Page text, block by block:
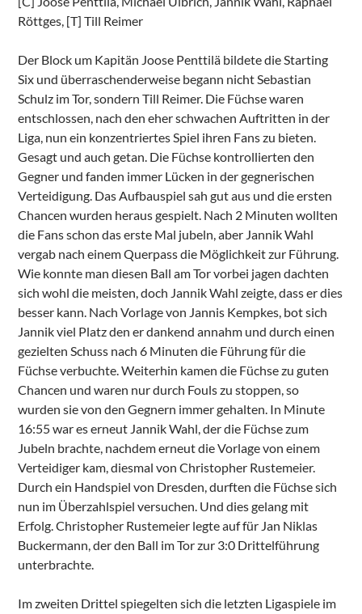
Röttges, [T] Till Reimer
Der Block um Kapitän Joose Penttilä bildete die Starting
Six und überraschenderweise begann nicht Sebastian
Schulz im Tor, sondern Till Reimer. Die Füchse waren
entschlossen, nach den eher schwachen Auftritten in der
Liga, nun ein konzentriertes Spiel ihren Fans zu bieten.
Gesagt und auch getan. Die Füchse kontrollierten den
Gegner und fanden immer Lücken in der gegnerischen
Verteidigung. Das Aufbauspiel sah gut aus und die ersten
Chancen wurden heraus gespielt. Nach 2 Minuten wollten
die Fans schon das erste Mal jubeln, aber Jannik Wahl
vergab nach einem Querpass die Möglichkeit zur Führung.
Wie konnte man diesen Ball am Tor vorbei jagen dachten
sich wohl die meisten, doch Jannik Wahl zeigte, dass er dies
besser kann. Nach Vorlage von Jannis Kempkes, bot sich
Jannik viel Platz den er dankend annahm und durch einen
gezielten Schuss nach 6 Minuten die Führung für die
Füchse verbuchte. Weiterhin kamen die Füchse zu guten
Chancen und waren nur durch Fouls zu stoppen, so
wurden sie von den Gegnern immer gehalten. In Minute
16:55 war es erneut Jannik Wahl, der die Füchse zum
Jubeln brachte, nachdem erneut die Vorlage von einem
Verteidiger kam, diesmal von Christopher Rustemeier.
Durch ein Handspiel von Dresden, durften die Füchse sich
nun im Überzahlspiel versuchen. Und dies gelang mit
Erfolg. Christopher Rustemeier legte auf für Jan Niklas
Buckermann, der den Ball im Tor zur 3:0 Drittelführung
unterbrachte.
Im zweiten Drittel spiegelten sich die letzten Ligaspiele im